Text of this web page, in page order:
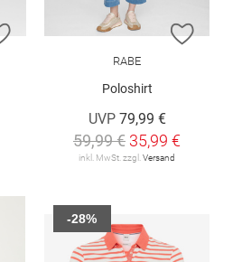
ZUR WUNSCHLISTE HINZUFÜGEN
ZUR
RABE
Poloshirt
UVP 79,99 €
59,99 € 35,99 €
inkl. MwSt. zzgl. Versand
-28%